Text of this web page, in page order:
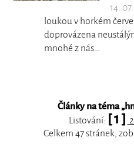
14.
loukou v horkém
doprovázena
mnohé z nás…
Články na téma „
Listování: [ 1 ] 2
Celkem 47 stránek,